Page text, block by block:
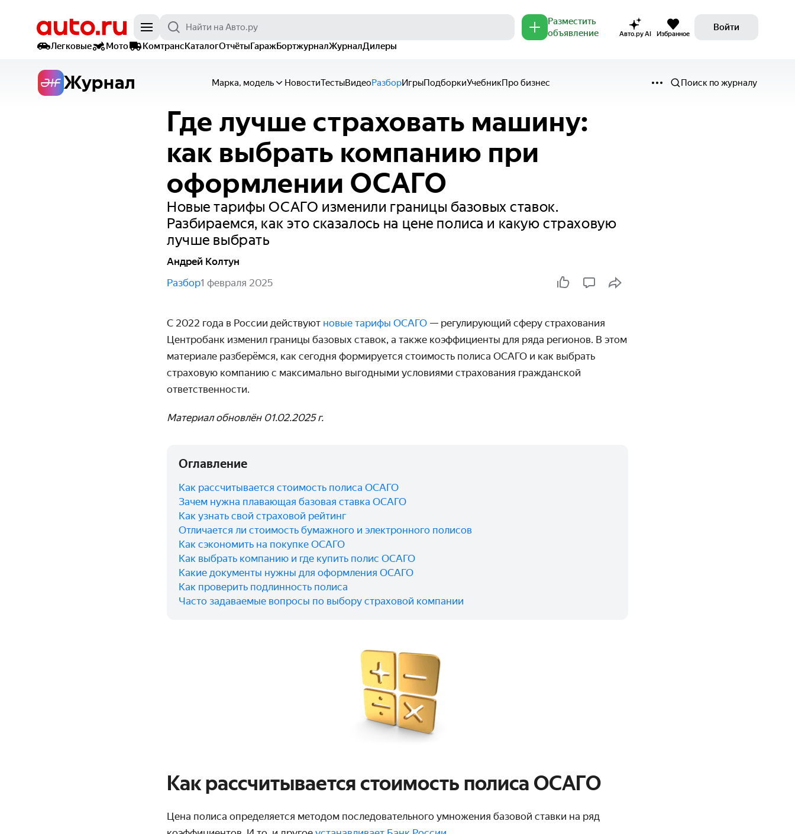
Разместить
объявление
Авто.ру AI Избранное
Войти
Легковые
Мото КомтрансКаталогОтчётыГаражБортжурналЖурналДилеры
Журнал Марка, модель НовостиТестыВидеоРазборИгрыПодборкиУчебникПро бизнес Поиск по журналу
Где лучше страховать машину:
как выбрать компанию при
оформлении ОСАГО
Новые тарифы ОСАГО изменили границы базовых ставок.
Разбираемся, как это сказалось на цене полиса и какую страховую
лучше выбрать
Андрей Колтун
Разбор1 февраля 2025
C 2022 года в России действуют новые тарифы ОСАГО — регулирующий сферу страхования
Центробанк изменил границы базовых ставок, а также коэффициенты для ряда регионов. В этом
материале разберёмся, как сегодня формируется стоимость полиса ОСАГО и как выбрать
страховую компанию с максимально выгодными условиями страхования гражданской
ответственности.
Материал обновлён 01.02.2025 г.
Оглавление
Как рассчитывается стоимость полиса ОСАГО
Зачем нужна плавающая базовая ставка ОСАГО
Как узнать свой страховой рейтинг
Отличается ли стоимость бумажного и электронного полисов
Как сэкономить на покупке ОСАГО
Как выбрать компанию и где купить полис ОСАГО
Какие документы нужны для оформления ОСАГО
Как проверить подлинность полиса
Часто задаваемые вопросы по выбору страховой компании
Как рассчитывается стоимость полиса ОСАГО
Цена полиса определяется методом последовательного умножения базовой ставки на ряд